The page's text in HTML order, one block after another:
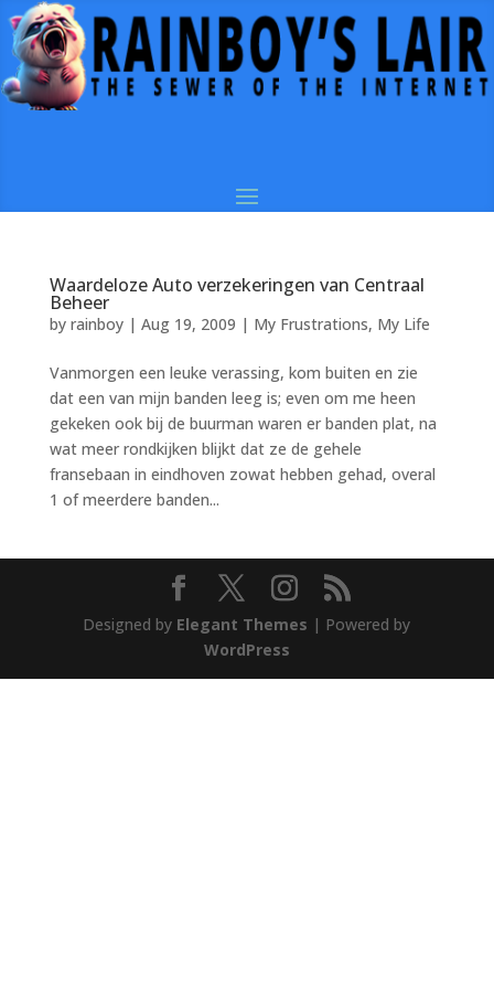
Waardeloze Auto verzekeringen van Centraal
Beheer
by rainboy| Aug 19, 2009 | My Frustrations, My Life
Vanmorgen een leuke verassing, kom buiten en zie
dat een van mijn banden leeg is; even om me heen
gekeken ook bij de buurman waren er banden plat, na
wat meer rondkijken blijkt dat ze de gehele
fransebaan in eindhoven zowat hebben gehad, overal
1 of meerdere banden...
Designed by Elegant Themes | Powered by
WordPress